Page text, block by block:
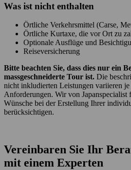
Was ist nicht enthalten
Örtliche Verkehrsmittel (Carse,
Örtliche Kurtaxe, die vor Ort zu
Optionale Ausflüge und
Reiseversicherung
Bitte beachten Sie, dass dies nur ein
massgeschneiderte Tour ist. Die
nicht inkludierten Leistungen variieren je
Anforderungen. Wir von Japanspecialist
Wünsche bei der Erstellung Ihrer
berücksichtigen.
Vereinbaren Sie Ihr
mit einem Experten